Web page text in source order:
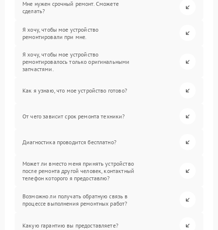
Мне нужен срочный ремонт. Сможете
сделать?
Я хочу, чтобы мое устройство
ремонтировали при мне.
Я хочу, чтобы мое устройство
ремонтировалось только оригинальными
запчастями.
Как я узнаю, что мое устройство готово?
От чего зависит срок ремонта техники?
Диагностика проводится бесплатно?
Может ли вместо меня принять устройство
после ремонта другой человек, контактный
телефон которого я предоставлю?
Возможно ли получать обратную связь в
процессе выполнения ремонтных работ?
Какую гарантию вы предоставляете?